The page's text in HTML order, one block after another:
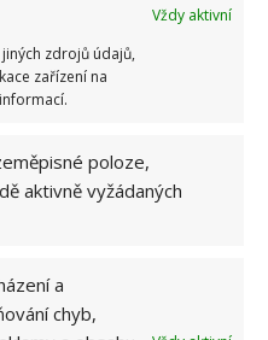
Vždy aktivní
zdrojů údajů,
zařízení na
poloze,
aktivně vyžádaných
a
chyb,
umístěte do
česneku a
vlašského ořechu a
majoránka, tymián.
rádi přestěhují třeba